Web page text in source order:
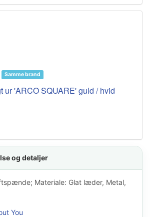
Samme brand
ur 'ARCO SQUARE' guld / hvid
og detaljer
Materiale: Glat læder, Metal,
You